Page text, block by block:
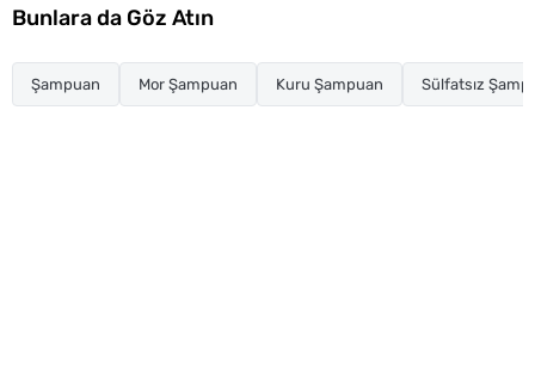
Bunlara da Göz Atın
Şampuan Mor Şampuan Kuru Şampuan Sülfatsız